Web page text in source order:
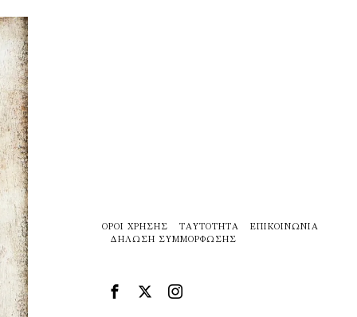
ΌΡΟΙ ΧΡΉΣΗΣ ΤΑΥΤΌΤΗΤΑ
ΕΠΙΚΟΙΝΩΝΊΑ
ΔΉΛΩΣΗ ΣΥΜΜΌΡΦΩΣΗΣ